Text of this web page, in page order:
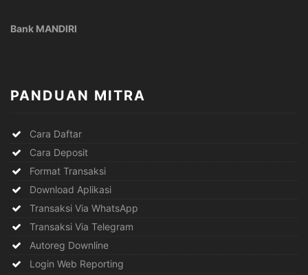
Bank MANDIRI
PANDUAN MITRA
Cara Daftar
Cara Deposit
Format Transaksi
Download Aplikasi
Transaksi Via WhatsApp
Transaksi Via Telegram
Autoreg Downline
Login Web Reporting